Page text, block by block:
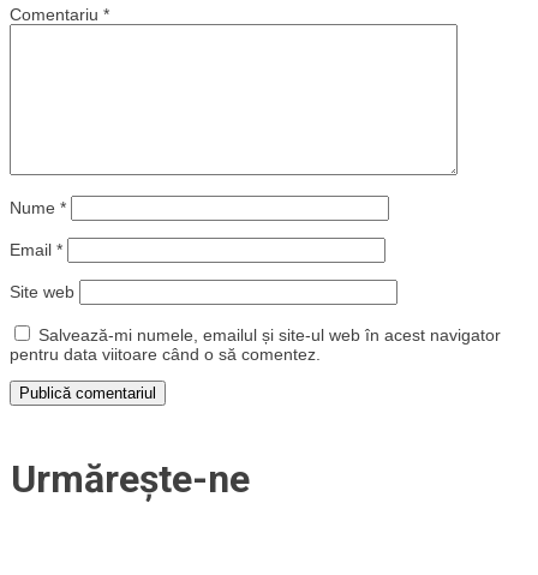
Comentariu *
Nume *
Email *
Site web
Salvează-mi numele, emailul și site-ul web în acest navigator
pentru data viitoare când o să comentez.
Urmărește-ne